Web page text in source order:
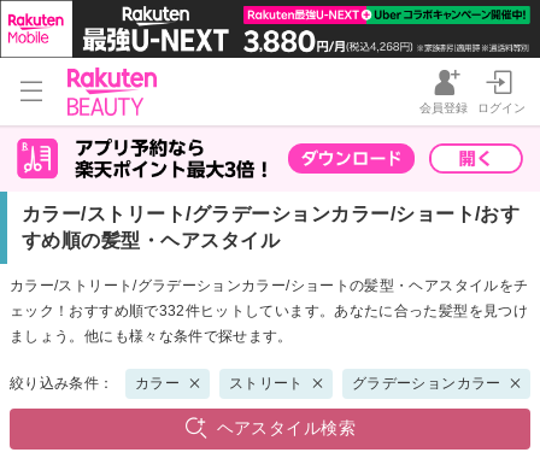
会員登録 ログイン
カラー/ストリート/グラデーションカラー/ショート/おす
すめ順の髪型・ヘアスタイル
カラー/ストリート/グラデーションカラー/ショートの髪型・ヘアスタイルをチ
ェック！おすすめ順で332件ヒットしています。あなたに合った髪型を見つけ
ましょう。他にも様々な条件で探せます。
絞り込み条件： カラー ストリート グラデーションカラー
ヘアスタイル検索